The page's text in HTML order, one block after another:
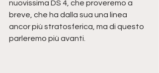
nuovissima DS 4, che proveremo a
breve, che ha dalla sua una linea
ancor più stratosferica, ma di questo
parleremo più avanti.